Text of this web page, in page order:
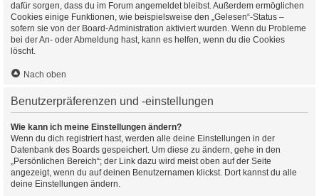
dafür sorgen, dass du im Forum angemeldet bleibst. Außerdem ermöglichen
Cookies einige Funktionen, wie beispielsweise den „Gelesen“-Status –
sofern sie von der Board-Administration aktiviert wurden. Wenn du Probleme
bei der An- oder Abmeldung hast, kann es helfen, wenn du die Cookies
löscht.
Nach oben
Benutzerpräferenzen und -einstellungen
Wie kann ich meine Einstellungen ändern?
Wenn du dich registriert hast, werden alle deine Einstellungen in der
Datenbank des Boards gespeichert. Um diese zu ändern, gehe in den
„Persönlichen Bereich“; der Link dazu wird meist oben auf der Seite
angezeigt, wenn du auf deinen Benutzernamen klickst. Dort kannst du alle
deine Einstellungen ändern.